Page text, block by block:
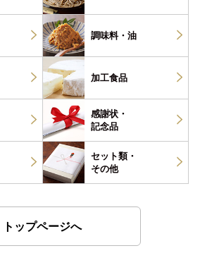
調味料・ 油
加工食品
感謝状・
記念品
セット類・
その他
トップページへ